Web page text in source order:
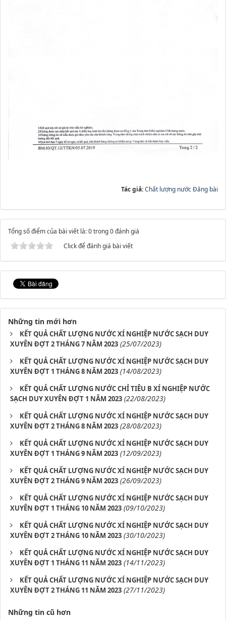
Tác giả:Chất lượng nước Đăng bài
Tổng số điểm của bài viết là: 0 trong 0 đánh giá
Click để đánh giá bài viết
Những tin mới hơn
KẾT QUẢ CHẤT LƯỢNG NƯỚC XÍ NGHIỆP NƯỚC SẠCH DUY
XUYÊN ĐỢT 2 THÁNG 7 NĂM 2023 (25/07/2023)
KẾT QUẢ CHẤT LƯỢNG NƯỚC XÍ NGHIỆP NƯỚC SẠCH DUY
XUYÊN ĐỢT 1 THÁNG 8 NĂM 2023 (14/08/2023)
KẾT QUẢ CHẤT LƯỢNG NƯỚC CHỈ TIÊU B XÍ NGHIỆP NƯỚC
SẠCH DUY XUYÊN ĐỢT 1 NĂM 2023 (22/08/2023)
KẾT QUẢ CHẤT LƯỢNG NƯỚC XÍ NGHIỆP NƯỚC SẠCH DUY
XUYÊN ĐỢT 2 THÁNG 8 NĂM 2023 (28/08/2023)
KẾT QUẢ CHẤT LƯỢNG NƯỚC XÍ NGHIỆP NƯỚC SẠCH DUY
XUYÊN ĐỢT 1 THÁNG 9 NĂM 2023 (12/09/2023)
KẾT QUẢ CHẤT LƯỢNG NƯỚC XÍ NGHIỆP NƯỚC SẠCH DUY
XUYÊN ĐỢT 2 THÁNG 9 NĂM 2023 (26/09/2023)
KẾT QUẢ CHẤT LƯỢNG NƯỚC XÍ NGHIỆP NƯỚC SẠCH DUY
XUYÊN ĐỢT 1 THÁNG 10 NĂM 2023 (09/10/2023)
KẾT QUẢ CHẤT LƯỢNG NƯỚC XÍ NGHIỆP NƯỚC SẠCH DUY
XUYÊN ĐỢT 2 THÁNG 10 NĂM 2023 (30/10/2023)
KẾT QUẢ CHẤT LƯỢNG NƯỚC XÍ NGHIỆP NƯỚC SẠCH DUY
XUYÊN ĐỢT 1 THÁNG 11 NĂM 2023 (14/11/2023)
KẾT QUẢ CHẤT LƯỢNG NƯỚC XÍ NGHIỆP NƯỚC SẠCH DUY
XUYÊN ĐỢT 2 THÁNG 11 NĂM 2023 (27/11/2023)
Những tin cũ hơn